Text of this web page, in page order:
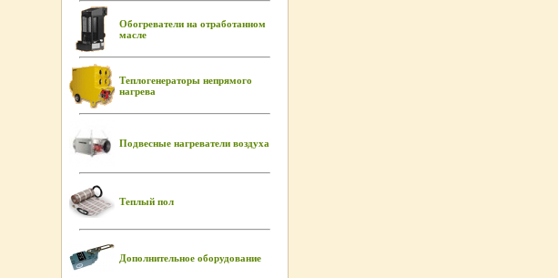
Обогреватели на отработанном
масле
Теплогенераторы непрямого
нагрева
Подвесные нагреватели воздуха
Теплый пол
Дополнительное оборудование